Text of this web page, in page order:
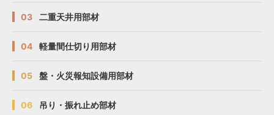
03 二重天井用部材
04 軽量間仕切り用部材
05 盤・火災報知設備用部材
06 吊り・振れ止め部材